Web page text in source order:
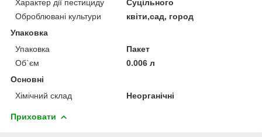
Характер дії пестициду
Суцільного
Оброблювані культури
квіти,сад, город
Упаковка
Упаковка
Пакет
Об`єм
0.006 л
Основні
Хімічний склад
Неорганічні
Приховати